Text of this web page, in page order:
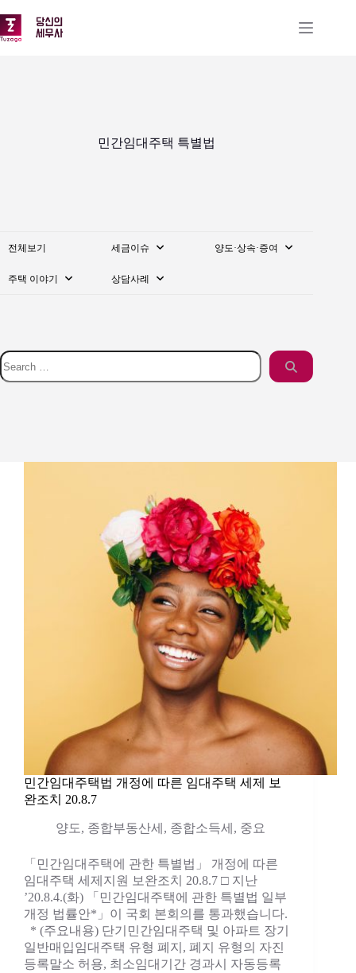
문
으
민간임대주택 특별법
전체보기 세금이슈 양도·상속·증여
주택 이야기 상담사례
민간임대주택법 개정에 따른 임대주택 세제 보
완조치 20.8.7
양도, 종합부동산세 , 종합소득세 , 중요
「민간임대주택에 관한 특별법」 개정에 따른
임대주택 세제지원 보완조치 20.8.7 □ 지난
’20.8.4.(화) 「민간임대주택에 관한 특별법 일부
개정 법률안*」이 국회 본회의를 통과했습니다.
* (주요내용) 단기민간임대주택 및 아파트 장기
일반매입임대주택 유형 폐지, 폐지 유형의 자진
등록말소 허용, 최소임대기간 경과시 자동등록